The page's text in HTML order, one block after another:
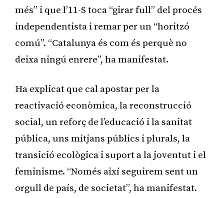
més” i que l’11-S toca “girar full” del procés
independentista i remar per un “horitzó
comú”. “Catalunya és com és perquè no
deixa ningú enrere”, ha manifestat.
Ha explicat que cal apostar per la
reactivació econòmica, la reconstrucció
social, un reforç de l’educació i la sanitat
pública, uns mitjans públics i plurals, la
transició ecològica i suport a la joventut i el
feminisme. “Només així seguirem sent un
orgull de país, de societat”, ha manifestat.